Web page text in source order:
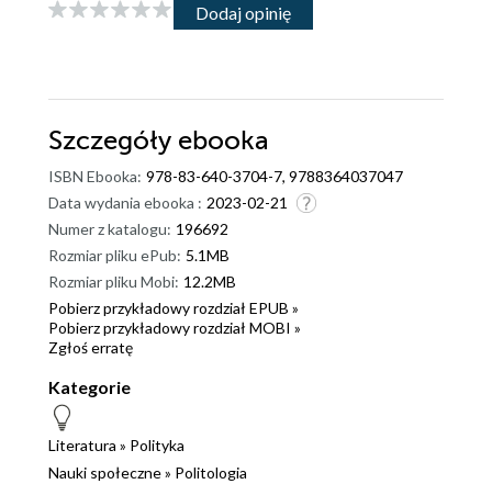
Dodaj opinię
Szczegóły ebooka
ISBN Ebooka: 978-83-640-3704-7, 9788364037047
Data wydania ebooka : 2023-02-21
Numer z katalogu: 196692
Rozmiar pliku ePub: 5.1MB
Rozmiar pliku Mobi: 12.2MB
Pobierz przykładowy rozdział EPUB »
Pobierz przykładowy rozdział MOBI »
Zgłoś erratę
Kategorie
Literatura » Polityka
Nauki społeczne» Politologia